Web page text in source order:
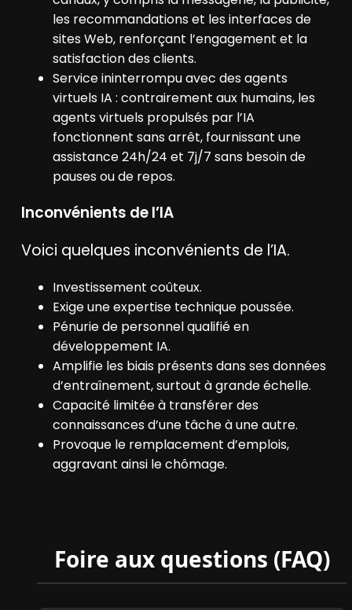
les recommandations et les interfaces de
sites Web, renforçant l’engagement et la
satisfaction des clients.
Service ininterrompu avec des agents
virtuels IA : contrairement aux humains, les
agents virtuels propulsés par l’IA
fonctionnent sans arrêt, fournissant une
assistance 24h/24 et 7j/7 sans besoin de
pauses ou de repos.
Inconvénients de l’IA
Voici quelques inconvénients de l’IA.
Investissement coûteux.
Exige une expertise technique poussée.
Pénurie de personnel qualifié en
développement IA.
Amplifie les biais présents dans ses données
d’entraînement, surtout à grande échelle.
Capacité limitée à transférer des
connaissances d’une tâche à une autre.
Provoque le remplacement d’emplois,
aggravant ainsi le chômage.
Foire aux questions (FAQ)